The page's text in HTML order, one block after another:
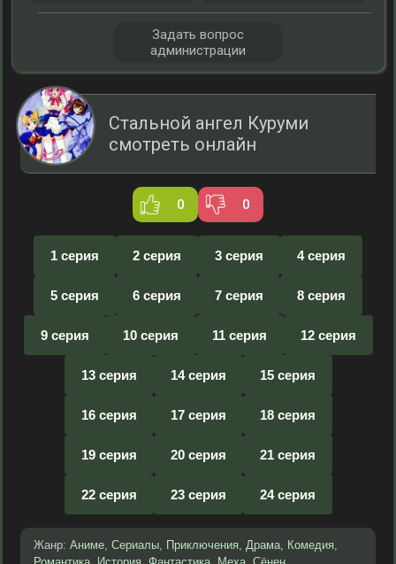
Стальной ангел Куруми
смотреть онлайн
0 0
1 серия 2 серия 3 серия 4 серия
5 серия 6 серия 7 серия 8 серия
9 серия 10 серия 11 серия 12 серия
13 серия 14 серия 15 серия
16 серия 17 серия 18 серия
19 серия 20 серия 21 серия
22 серия 23 серия 24 серия
Жанр: Аниме, Сериалы, Приключения, Драма, Комедия,
Задать вопрос
администрации